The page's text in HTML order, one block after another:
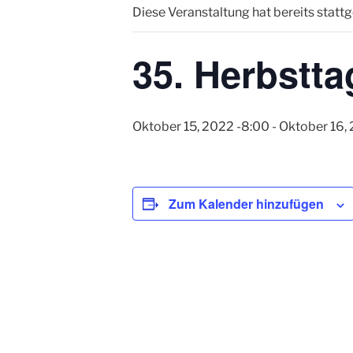
Diese Veranstaltung hat bereits
35.
Oktober 15, 2022 -8:00 - Oktober 16,
Zum Kalender hinzufügen